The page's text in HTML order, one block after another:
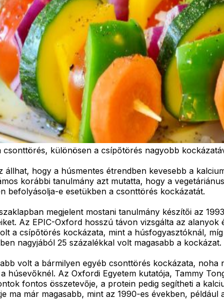
különösen a csípőtörés nagyobb
állhat, hogy a húsmentes étrendben kevesebb a
korábbi tanulmány azt mutatta, hogy a
befolyásolja-e esetükben a csonttörés kockázatát.
megjelent mostani tanulmány készítői az
Az EPIC-Oxford hosszú távon vizsgálta az
a csípőtörés kockázata, mint a húsfogyasztóknál,
nagyjából 25 százalékkal volt magasabb a kockázat.
volt a bármilyen egyéb csonttörés kockázata,
húsevőknél. Az Oxfordi Egyetem kutatója, Tammy
fontos összetevője, a protein pedig segítheti a
ma már magasabb, mint az 1990-es években,